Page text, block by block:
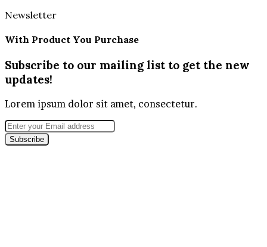
Newsletter
With Product You Purchase
Subscribe to our mailing list to get the new
updates!
Lorem ipsum dolor sit amet, consectetur.
Enter
your
Email